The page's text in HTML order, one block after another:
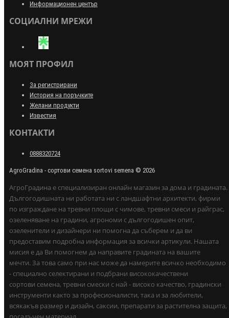
Информационен център
СОЦИАЛНИ МРЕЖИ
МОЯТ ПРОФИЛ
За регистрирани
История на поръчките
Желани продукти
Известия
КОНТАКТИ
0888320724
AgroGradina - сортови семена sortovi semena © 2026
АгроГрадина е специализиран онлайн магазин за дома и градината.
Дългогодишната ни работата ни с ландшафтни архитекти, фирми
по изграждане на тревни площи с чимове, тревни смеси и райграс,
озеленяване на градини, агрономи с дългогодишен опит,
озеленители и дизайнери ни помогна да съберем и да ви
предоставим подробна информация за всички артикули. Нашата
мисия е да Ви помогнем да направите градината на вашите
мечти. За това само при нас може да намерите всичко необходимо
- специално селектирани и подбрани висококачествени
сортови семена, тревни смески с най - високо качество, градински
инструменти както за професионалисти, така и за любители,
всякакъв размер и дизайн, саксии, препарати за растителна защита,